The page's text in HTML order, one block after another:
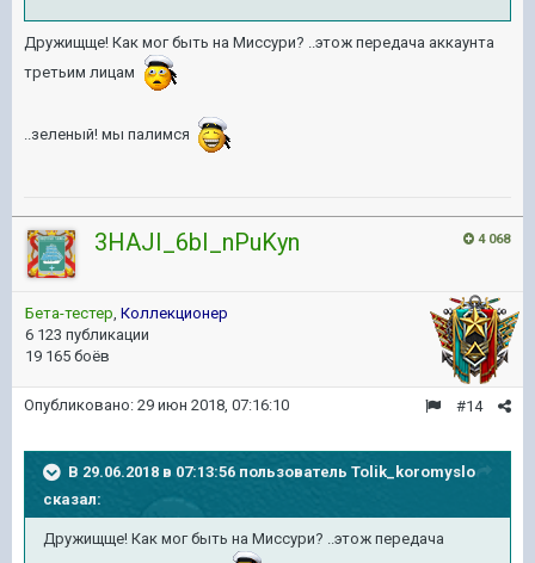
Дружищще! Как мог быть на Миссури? ..этож передача аккаунта
третьим лицам
..зеленый! мы палимся
4 068
3HAJI_6bI_nPuKyn
Бета-тестер, Коллекционер
6 123 публикации
19 165 боёв
#14
Опубликовано: 29 июн 2018, 07:16:10
В 29.06.2018 в 07:13:56 пользователь Tolik_koromyslo
сказал:
Дружищще! Как мог быть на Миссури? ..этож передача